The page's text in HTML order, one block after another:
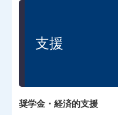
支援
奨学金・経済的支援